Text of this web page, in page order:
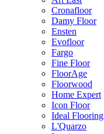
Cronafloor
Damy Floor
Ensten
Evofloor
Fargo
Fine Floor
FloorAge
Floorwood
Home Expert
Icon Floor
Ideal Flooring
L'Quarzo